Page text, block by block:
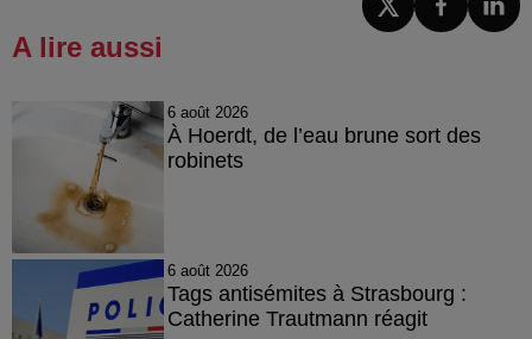
A lire aussi
6 août 2026
À Hoerdt, de l’eau brune sort des
robinets
6 août 2026
Tags antisémites à Strasbourg :
Catherine Trautmann réagit